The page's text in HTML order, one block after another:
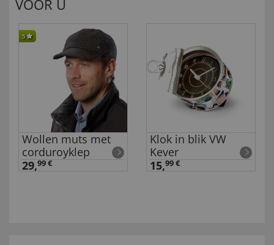
VOOR U
5
Wollen muts met
corduroyklep
29,99 €
Klok in blik VW
Kever
15,99 €